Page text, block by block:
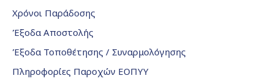
Χρόνοι Παράδοσης
Έξοδα Αποστολής
Έξοδα Τοποθέτησης / Συναρμολόγησης
Πληροφορίες Παροχών ΕΟΠΥΥ